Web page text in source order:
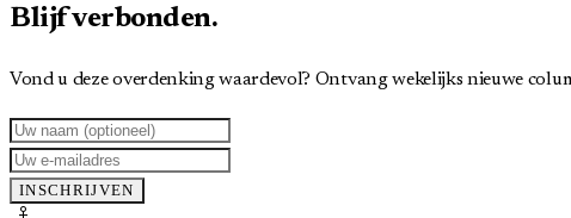
Blijf verbonden.
Vond u deze overdenking waardevol? Ontvang wekelijks nieuwe
INSCHRIJVEN